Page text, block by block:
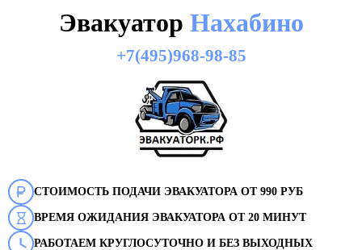
Эвакуатор Нахабино
+7(495)968-98-85
СТОИМОСТЬ ПОДАЧИ ЭВАКУАТОРА ОТ 990 РУБ
ВРЕМЯ ОЖИДАНИЯ ЭВАКУАТОРА ОТ 20 МИНУТ
РАБОТАЕМ КРУГЛОСУТОЧНО И БЕЗ ВЫХОДНЫХ